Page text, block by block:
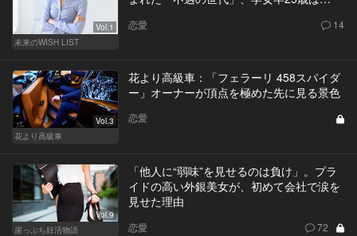
Vol.1
未来のWISH LIST
恋愛 14
Vol.3
花より高級車
花より高級車：「フェラーリ 458スパイダ
ー」オーナーが頂点を極めた先に見る景色
恋愛
Vol.9
崖っぷち妊活物語
「他人に“弱味”を見せるのは負け」。プラ
イドの高い外銀美女が、初めて会社で涙を
見せた理由
恋愛 72